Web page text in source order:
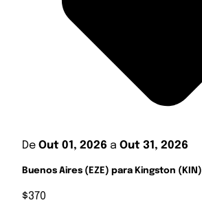
De Out 01, 2026 a Out 31, 2026
Buenos Aires (EZE) para Kingston (KIN)
$370